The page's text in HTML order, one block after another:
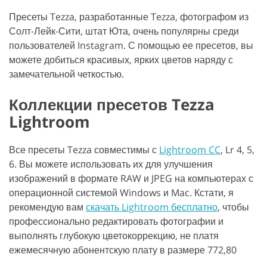
Пресеты Tezza, разработанные Tezza, фотографом из
Солт-Лейк-Сити, штат Юта, очень популярны среди
пользователей Instagram. С помощью ее пресетов, вы
можете добиться красивых, ярких цветов наряду с
замечательной четкостью.
Коллекции пресетов Tezza
Lightroom
Все пресеты Tezza совместимы с Lightroom CC, Lr 4, 5,
6. Вы можете использовать их для улучшения
изображений в формате RAW и JPEG на компьютерах с
операционной системой Windows и Mac. Кстати, я
рекомендую вам скачать Lightroom бесплатно, чтобы
профессионально редактировать фотографии и
выполнять глубокую цветокоррекцию, не платя
ежемесячную абонентскую плату в размере 772,80